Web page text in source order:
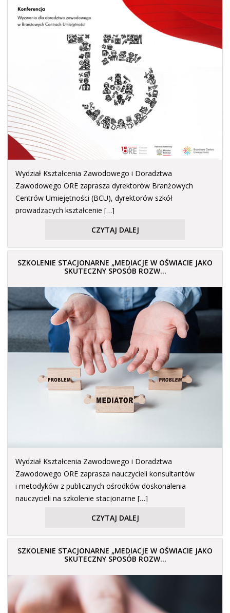
Wydział Kształcenia Zawodowego i Doradztwa
Zawodowego ORE zaprasza dyrektorów Branżowych
Centrów Umiejętności (BCU), dyrektorów szkół
prowadzących kształcenie […]
CZYTAJ DALEJ
SZKOLENIE STACJONARNE „MEDIACJE W OŚWIACIE JAKO
SKUTECZNY SPOSÓB ROZW...
Wydział Kształcenia Zawodowego i Doradztwa
Zawodowego ORE zaprasza nauczycieli konsultantów
i metodyków z publicznych ośrodków doskonalenia
nauczycieli na szkolenie stacjonarne […]
CZYTAJ DALEJ
SZKOLENIE STACJONARNE „MEDIACJE W OŚWIACIE JAKO
SKUTECZNY SPOSÓB ROZW...